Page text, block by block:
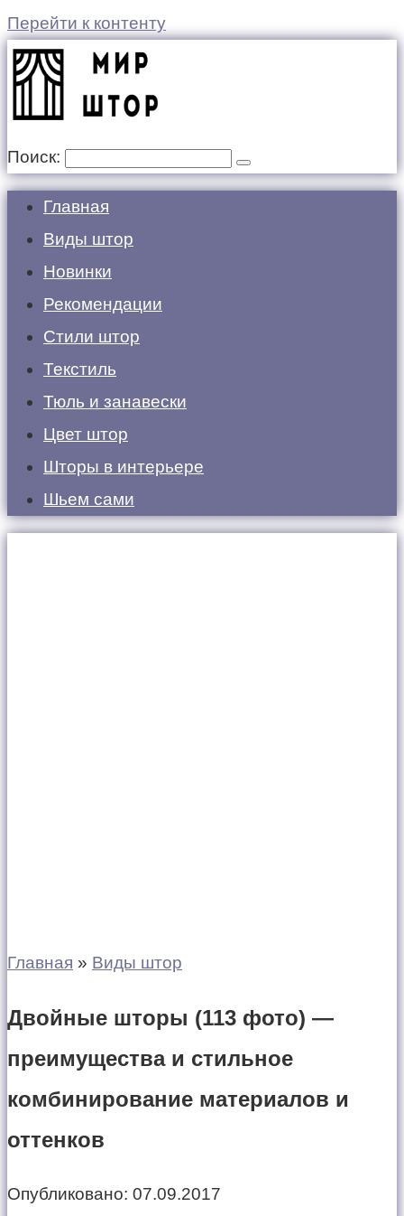
Перейти к контенту
Поиск:
Главная
Виды штор
Новинки
Рекомендации
Стили штор
Текстиль
Тюль и занавески
Цвет штор
Шторы в интерьере
Шьем сами
Главная » Виды штор
Двойные шторы (113 фото) —
преимущества и стильное
комбинирование материалов и
оттенков
Опубликовано: 07.09.2017